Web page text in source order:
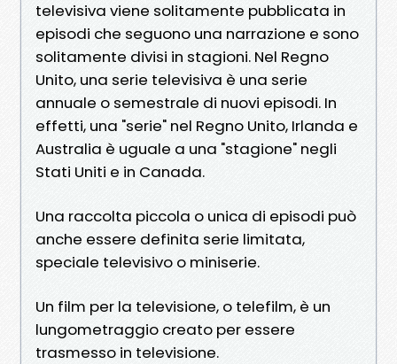
televisiva viene solitamente pubblicata in
episodi che seguono una narrazione e sono
solitamente divisi in stagioni. Nel Regno
Unito, una serie televisiva è una serie
annuale o semestrale di nuovi episodi. In
effetti, una "serie" nel Regno Unito, Irlanda e
Australia è uguale a una "stagione" negli
Stati Uniti e in Canada.
Una raccolta piccola o unica di episodi può
anche essere definita serie limitata,
speciale televisivo o miniserie.
Un film per la televisione, o telefilm, è un
lungometraggio creato per essere
trasmesso in televisione.